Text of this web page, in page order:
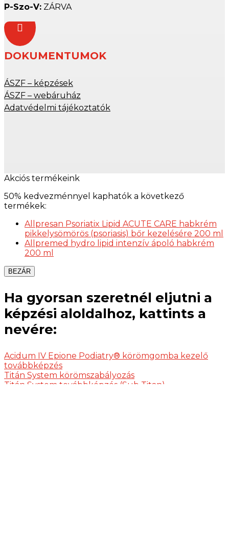
P-Szo-V: ZÁRVA

DOKUMENTUMOK
ÁSZF – képzések
ÁSZF – webáruház
Adatvédelmi tájékoztatók
Akciós termékeink
50% kedvezménnyel kaphatók a következő
termékek:
Allpresan Psoriatix Lipid ACUTE CARE habkrém
pikkelysömörös (psoriasis) bőr kezelésére 200 ml
Allpremed hydro lipid intenzív ápoló habkrém
200 ml
BEZÁR
Ha gyorsan szeretnél eljutni a
képzési aloldalhoz, kattints a
nevére:
Acidum IV Epione Podiatry® körömgomba kezelő
továbbképzés
Titán System körömszabályozás
Titán System továbbképzés (Sub Titan)